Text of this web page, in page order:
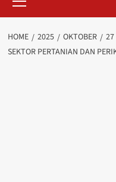
Menu
HOME 2025 OKTOBER 27
SEKTOR PERTANIAN DAN